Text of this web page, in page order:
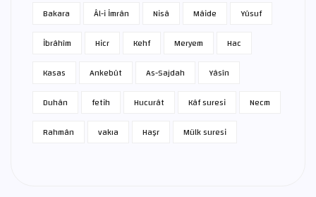
Bakara Âl-i İmrân Nisâ Mâide
Yûsuf
İbrâhîm
Hicr Kehf Meryem
Hac
Kasas
Ankebût As-Sajdah
Yâsîn
Duhân
fetih Hucurât Kâf suresi
Necm
Rahmân
vakıa Haşr Mülk suresi